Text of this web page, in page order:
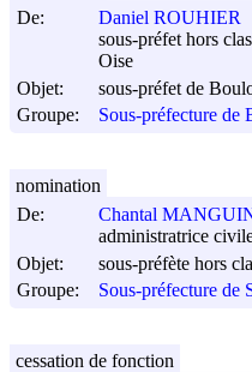
De:
Daniel ROUHIER
sous-préfet hors
Oise
Objet:
sous-préfet de
Groupe:
Sous-préfecture de
De:
Chantal
administratrice
Objet:
sous-préfète hors
Groupe:
Sous-préfecture de
nomination
cessation de fonction